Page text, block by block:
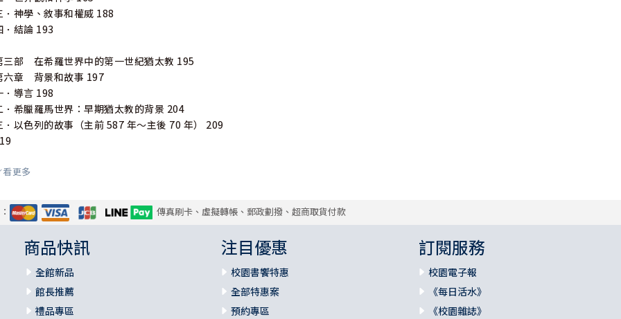
．神學、敘事和權威 188
．結論 193
三部 在希羅世界中的第一世紀猶太教 195
六章 背景和故事 197
．導言 198
．希臘羅馬世界：早期猶太教的背景 204
．以色列的故事（主前 587 年～主後 70 年） 209
七章 日漸明顯的多樣性 221
．革命運動 225
．法利賽人 236
．祭司、貴族、撒都該人 267
．「猶太平民」：序言 272
八章 故事、象徵、實踐：以色列世界觀的要素 275
．導言 276
看更多
傳真刷卡、虛擬轉帳、郵政劃撥、超商取貨付款
商品快訊
全館新品
館長推薦
禮品專區
注目優惠
校園書饗特惠
全部特惠案
預約專區
訂閱服務
校園電子報
《每日活水》
《校園雜誌》